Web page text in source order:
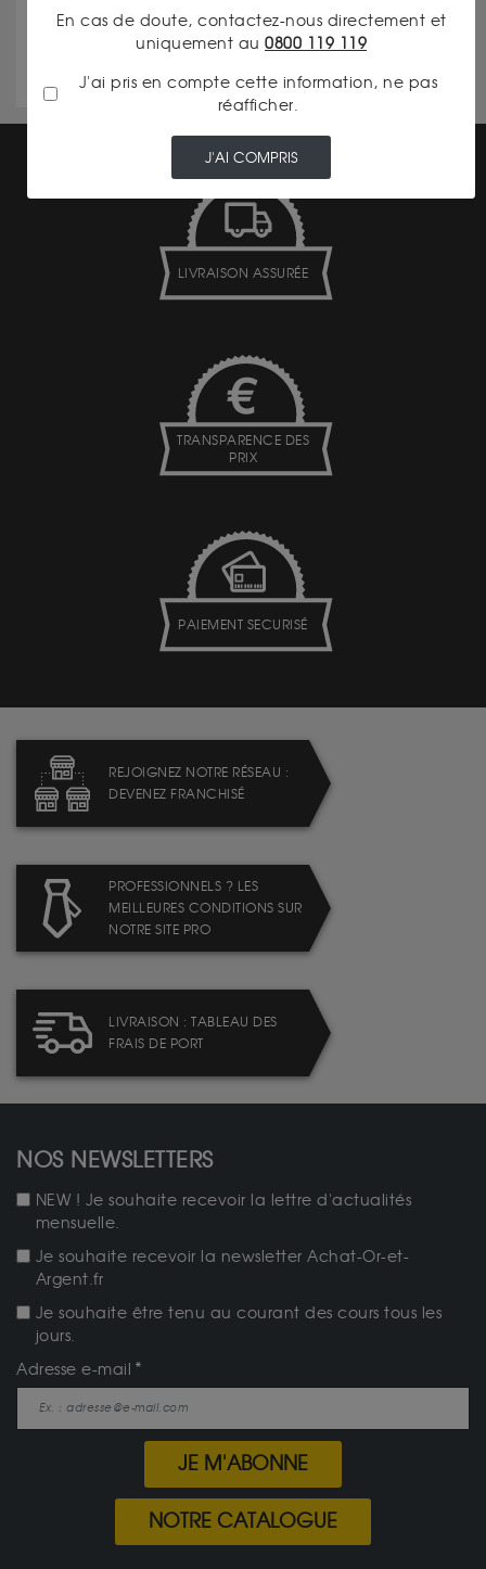
Seine, notre agence est une référence pour la
qualité de ses services.
LIVRAISON ASSURÉE
TRANSPARENCE DES
PRIX
PAIEMENT SECURISÉ
REJOIGNEZ NOTRE RÉSEAU :
DEVENEZ FRANCHISÉ
PROFESSIONNELS ? LES
MEILLEURES CONDITIONS SUR
NOTRE SITE PRO
LIVRAISON : TABLEAU DES
FRAIS DE PORT
NOS NEWSLETTERS
NEW ! Je souhaite recevoir la lettre d'actualités
mensuelle.
Je souhaite recevoir la newsletter Achat-Or-et-
Argent.fr
Je souhaite être tenu au courant des cours tous les
jours.
Adresse e-mail
JE M'ABONNE
NOTRE CATALOGUE
En cas de doute, contactez-nous directement et
uniquement au 0800 119 119
J'ai pris en compte cette information, ne pas
réafficher.
J'AI COMPRIS